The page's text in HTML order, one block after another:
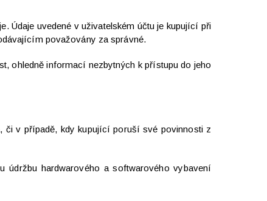
Údaje uvedené v uživatelském účtu je kupující při
považovány za správné.
ohledně informací nezbytných k přístupu do jeho
či v případě, kdy kupující poruší své povinnosti z
hardwarového a softwarového vybavení